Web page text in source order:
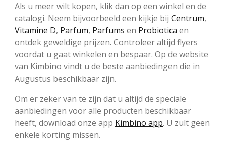
Als u meer wilt kopen, klik dan op een winkel en de
catalogi. Neem bijvoorbeeld een kijkje bij Centrum,
Vitamine D, Parfum, Parfums en Probiotica en
ontdek geweldige prijzen. Controleer altijd flyers
voordat u gaat winkelen en bespaar. Op de website
van Kimbino vindt u de beste aanbiedingen die in
Augustus beschikbaar zijn.
Om er zeker van te zijn dat u altijd de speciale
aanbiedingen voor alle producten beschikbaar
heeft, download onze app Kimbino app. U zult geen
enkele korting missen.